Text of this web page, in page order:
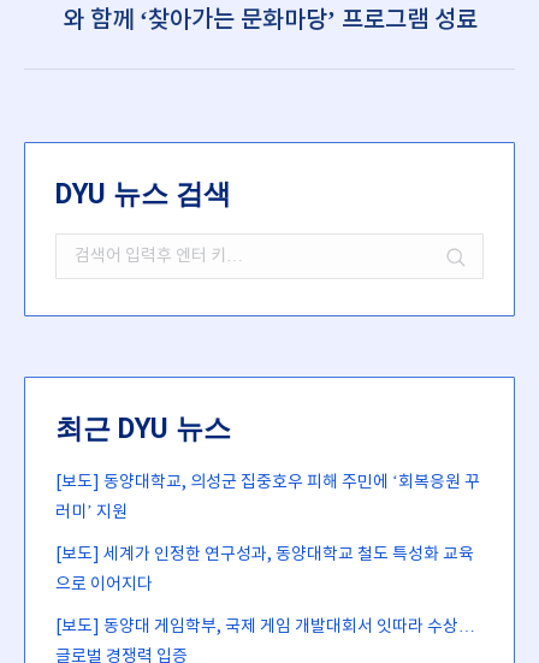
post:
와 함께 ‘찾아가는 문화마당’ 프로그램 성료
DYU 뉴스 검색
Search:
최근 DYU 뉴스
[보도] 동양대학교, 의성군 집중호우 피해 주민에 ‘회복응원 꾸
러미’ 지원
[보도] 세계가 인정한 연구성과, 동양대학교 철도 특성화 교육
으로 이어지다
[보도] 동양대 게임학부, 국제 게임 개발대회서 잇따라 수상…
글로벌 경쟁력 입증